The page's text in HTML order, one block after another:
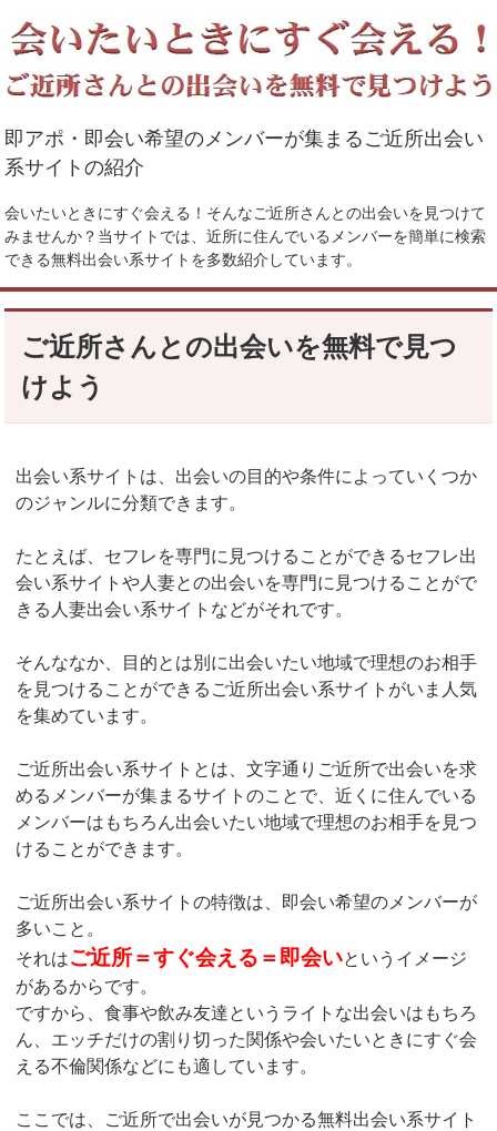
即アポ・即会い希望のメンバーが集まるご近所出会い
系サイトの紹介
会いたいときにすぐ会える！そんなご近所さんとの出会いを見つけて
みませんか？当サイトでは、近所に住んでいるメンバーを簡単に検索
できる無料出会い系サイトを多数紹介しています。
ご近所さんとの出会いを無料で見つ
けよう
出会い系サイトは、出会いの目的や条件によっていくつか
のジャンルに分類できます。
たとえば、セフレを専門に見つけることができるセフレ出
会い系サイトや人妻との出会いを専門に見つけることがで
きる人妻出会い系サイトなどがそれです。
そんななか、目的とは別に出会いたい地域で理想のお相手
を見つけることができるご近所出会い系サイトがいま人気
を集めています。
ご近所出会い系サイトとは、文字通りご近所で出会いを求
めるメンバーが集まるサイトのことで、近くに住んでいる
メンバーはもちろん出会いたい地域で理想のお相手を見つ
けることができます。
ご近所出会い系サイトの特徴は、即会い希望のメンバーが
多いこと。
それはご近所＝すぐ会える＝即会いというイメージ
があるからです。
ですから、食事や飲み友達というライトな出会いはもちろ
ん、エッチだけの割り切った関係や会いたいときにすぐ会
える不倫関係などにも適しています。
ここでは、ご近所で出会いが見つかる無料出会い系サイト